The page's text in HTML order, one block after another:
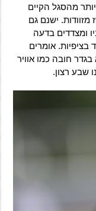
מהסגל הקיים
מזוודות. ישנם גם
ומצדדים בדעה
בציפיות. אומרים
בגדר חובה כמו אוויר
שבע רצון.